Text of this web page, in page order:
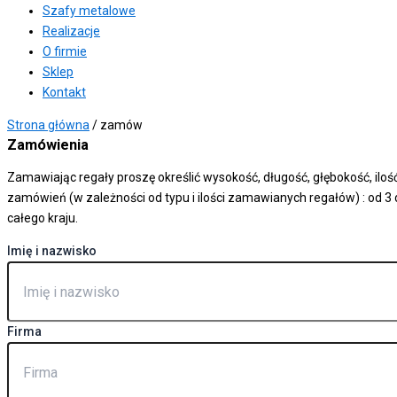
Szafy metalowe
Realizacje
O firmie
Sklep
Kontakt
Strona główna / zamów
Zamówienia
Zamawiając regały proszę określić wysokość, długość, głębokość,
zamówień (w zależności od typu i ilości zamawianych regałów) : od
całego kraju.
Imię i nazwisko
Firma